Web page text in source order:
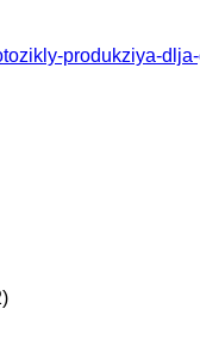
produkziya-